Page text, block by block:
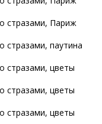
стразами, Париж
стразами, паутина
стразами, цветы
стразами, цветы
стразами, цветы